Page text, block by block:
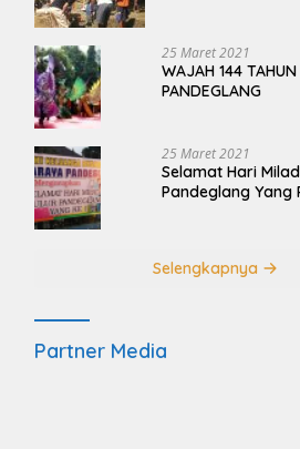
25 Maret 2021
WAJAH 144
PANDEGLANG
25 Maret 2021
Selamat Hari
Pandeglang Yang
Selengkapnya
Partner Media